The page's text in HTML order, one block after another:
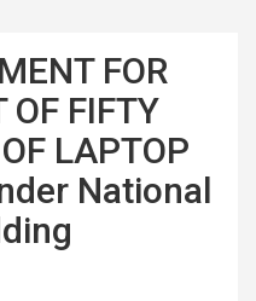
FOR
OF FIFTY
LAPTOP
National